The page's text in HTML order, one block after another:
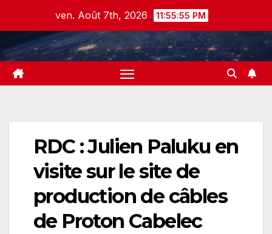
content
ven. Août 7th, 2026 11:55:56 PM
RDC : Julien Paluku en
visite sur le site de
production de câbles
de Proton Cabelec